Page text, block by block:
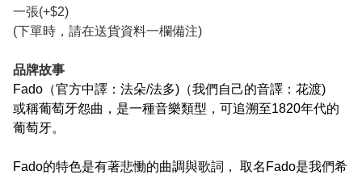
一張(+$2)
(下單時，請在送貨資料一欄備注)
品牌故事
Fado（官方中譯 ：法朵/法多)（我們自己的音譯：花渡)
或稱葡萄牙怨曲，是一種音樂類型，可追溯至1820年代的
葡萄牙。
Fado的特色是有著悲慟的曲調與歌詞， 取名Fado是我們希